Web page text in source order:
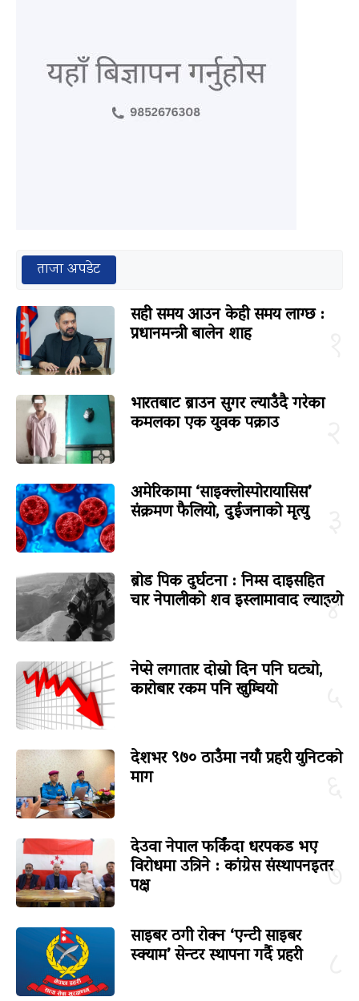
ताजा अपडेट
सही समय आउन केही समय लाग्छ :
प्रधानमन्त्री बालेन शाह
भारतबाट ब्राउन सुगर ल्याउँदै गरेका
कमलका एक युवक पक्राउ
अमेरिकामा ‘साइक्लोस्पोरायासिस’
संक्रमण फैलियो, दुईजनाको मृत्यु
४
ब्रोड पिक दुर्घटना : निम्स दाइसहित
चार नेपालीको शव इस्लामावाद ल्याइयो
नेप्से लगातार दोस्रो दिन पनि घट्यो,
कारोबार रकम पनि खुम्चियो
देशभर ९७० ठाउँमा नयाँ प्रहरी युनिटको
माग
७
देउवा नेपाल फर्किंदा धरपकड भए
विरोधमा उत्रिने : कांग्रेस संस्थापनइतर
पक्ष
साइबर ठगी रोक्न ‘एन्टी साइबर
स्क्याम’ सेन्टर स्थापना गर्दै प्रहरी